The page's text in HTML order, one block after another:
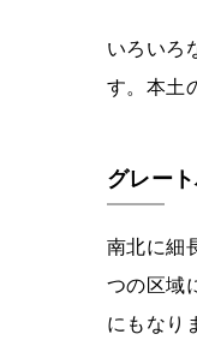
いろいろ
す。本土
グレー
南北に細
つの区域
にもなり